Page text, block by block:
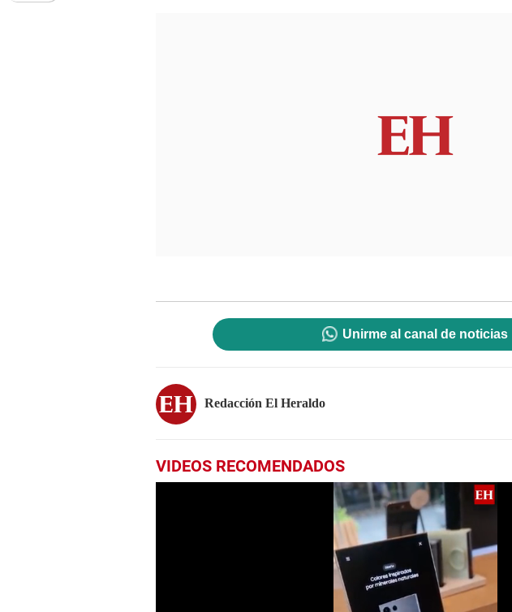
Unirme al canal de noticias
Redacción El Heraldo
VIDEOS RECOMENDADOS